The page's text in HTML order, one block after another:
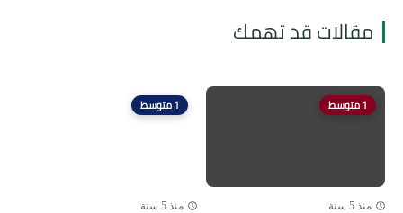
مقالات قد تهمك
1 متوسط
منذ 5 سنة
1 متوسط
منذ 5 سنة